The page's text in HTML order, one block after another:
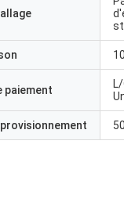
paiement